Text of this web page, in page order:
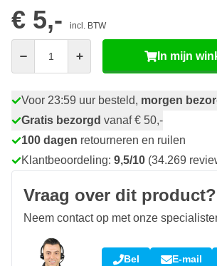
€ 5,- incl. BTW
In mijn
Voor 23:59 uur besteld, morgen
Gratis bezorgd vanaf € 50,-
100 dagen retourneren en ruilen
Klantbeoordeling: 9,5/10 (34.269
Vraag over dit product?
Neem contact op met onze
Bel E-mail